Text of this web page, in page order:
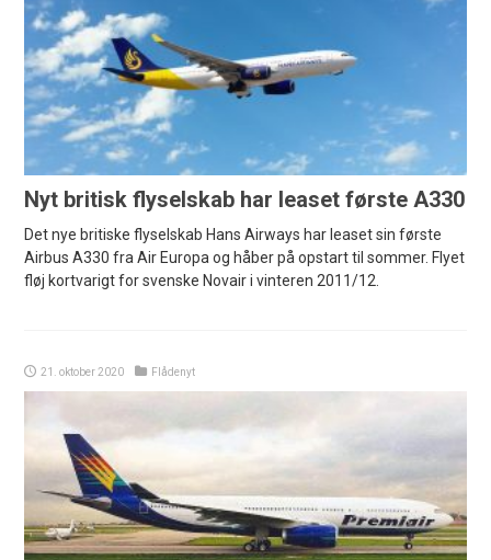
Nyt britisk flyselskab har leaset første A330
Det nye britiske flyselskab Hans Airways har leaset sin første
Airbus A330 fra Air Europa og håber på opstart til sommer. Flyet
fløj kortvarigt for svenske Novair i vinteren 2011/12.
21. oktober 2020 Flådenyt